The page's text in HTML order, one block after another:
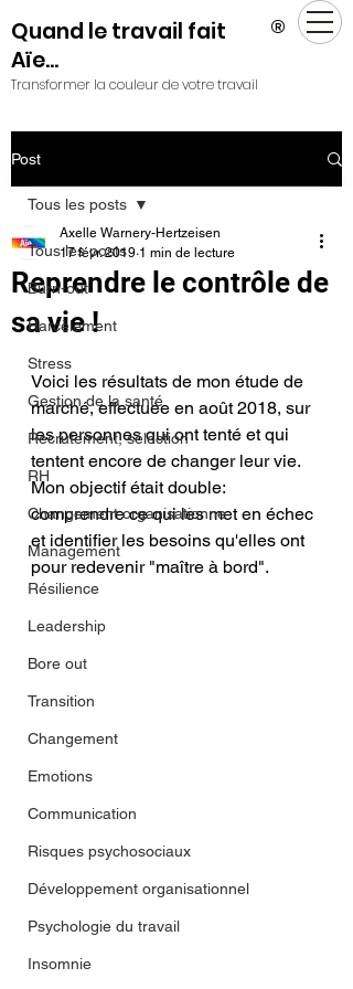
Quand le travail fait
Aïe...
Transformer la couleur de votre travail
®
Post
Tous les posts
Burn-out
Harcèlement
Stress
Gestion de la santé
Recrutement, sélection
RH
Changement organisationne
Management
Résilience
Leadership
Bore out
Transition
Changement
Emotions
Communication
Risques psychosociaux
Développement organisationnel
Psychologie du travail
Insomnie
Tous les posts
Reprendre le contrôle de
sa vie !
Axelle Warnery-Hertzeisen
17 févr. 2019 1 min de lecture
Voici les résultats de mon étude de
marché, effectuée en août 2018, sur
les personnes qui ont tenté et qui
tentent encore de changer leur vie.
Mon objectif était double:
comprendre ce qui les met en échec
et identifier les besoins qu'elles ont
pour redevenir "maître à bord".